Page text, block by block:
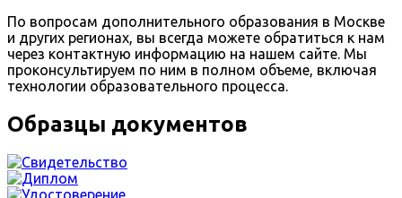
По вопросам дополнительного образования в Москве
и других регионах, вы всегда можете обратиться к нам
через контактную информацию на нашем сайте. Мы
проконсультируем по ним в полном объеме, включая
технологии образовательного процесса.
Образцы документов